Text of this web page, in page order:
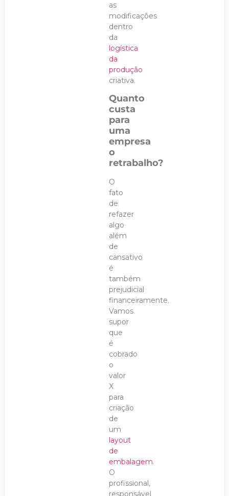
as
modificações
dentro
da
logística
da
produção
criativa.
Quanto
custa
para
uma
empresa
o
retrabalho?
O
fato
de
refazer
algo
além
de
cansativo
é
também
prejudicial
financeiramente.
Vamos
supor
que
é
cobrado
o
valor
X
para
criação
de
um
layout
de
embalagem.
O
profissional,